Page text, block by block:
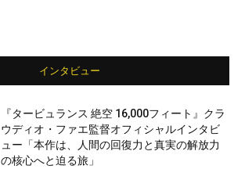
インタビュー
『タービュランス 絶空 16,000フィート』クラ
ウディオ・ファエ監督オフィシャルインタビ
ュー「本作は、人間の回復力と真実の解放力
の核心へと迫る旅」